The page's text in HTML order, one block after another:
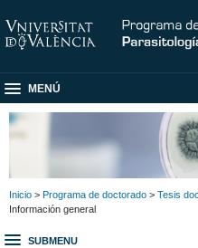
MENÚ
Inicio > Programa de doctorado > Tesis
Información general
SUBMENU